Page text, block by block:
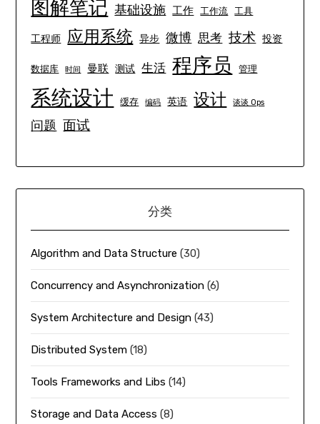
图解笔记 基础设施 工作 工作流 工具
工程师 应用系统 异步 微博 思考 技术 投资
数据库 时间 曼联 测试 生活 程序员 管理
系统设计 缓存 编码 英语 设计 谈谈 Ops
问题 面试
分类
Algorithm and Data Structure (30)
Concurrency and Asynchronization (6)
System Architecture and Design (43)
Distributed System (18)
Tools Frameworks and Libs (14)
Storage and Data Access (8)